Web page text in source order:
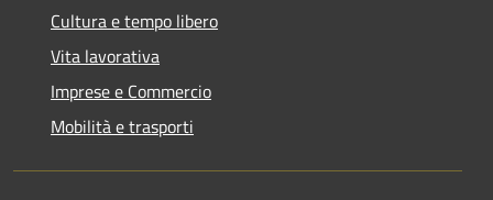
Cultura e tempo libero
Vita lavorativa
Imprese e Commercio
Mobilità e trasporti